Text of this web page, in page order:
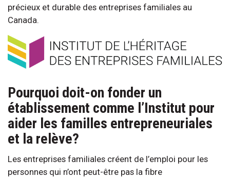
précieux et durable des entreprises familiales au
Canada.
Pourquoi doit-on fonder un
établissement comme l’Institut pour
aider les familles entrepreneuriales
et la relève?
Les entreprises familiales créent de l’emploi pour les
personnes qui n’ont peut-être pas la fibre